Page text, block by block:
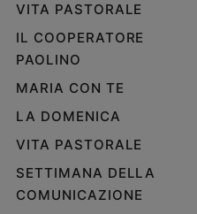
VITA PASTORALE
IL COOPERATORE
PAOLINO
MARIA CON TE
LA DOMENICA
VITA PASTORALE
SETTIMANA DELLA
COMUNICAZIONE